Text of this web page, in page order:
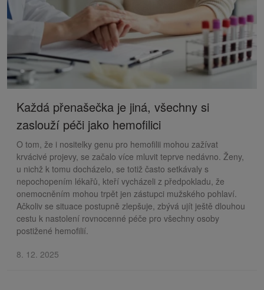
Každá přenašečka je jiná, všechny si
zaslouží péči jako hemofilici
O tom, že i nositelky genu pro hemofilii mohou zažívat
krvácivé projevy, se začalo více mluvit teprve nedávno. Ženy,
u nichž k tomu docházelo, se totiž často setkávaly s
nepochopením lékařů, kteří vycházeli z předpokladu, že
onemocněním mohou trpět jen zástupci mužského pohlaví.
Ačkoliv se situace postupně zlepšuje, zbývá ujít ještě dlouhou
cestu k nastolení rovnocenné péče pro všechny osoby
postižené hemofilií.
8. 12. 2025